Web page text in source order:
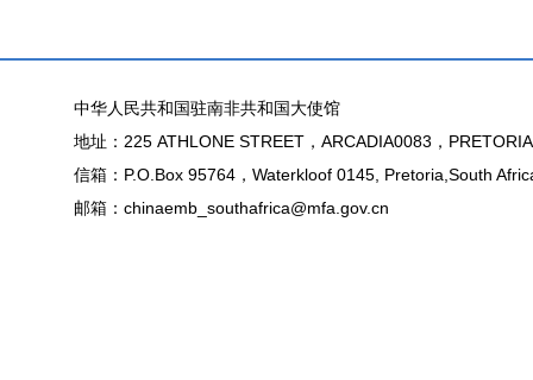
中华人民共和国驻南非共和国大使馆
地址：225 ATHLONE STREET，ARCADIA0083，
信箱：P.O.Box 95764，Waterkloof 0145, Pretoria,South
邮箱：chinaemb_southafrica@mfa.gov.cn